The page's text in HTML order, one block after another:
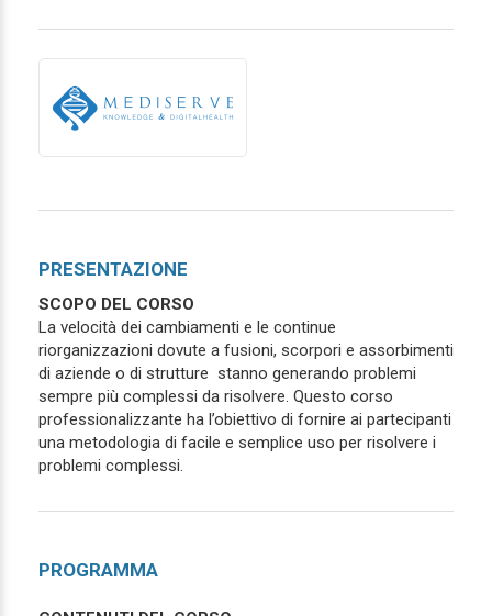
PRESENTAZIONE
SCOPO DEL CORSO
La velocità dei cambiamenti e le continue
riorganizzazioni dovute a fusioni, scorpori e assorbimenti
di aziende o di strutture stanno generando problemi
sempre più complessi da risolvere. Questo corso
professionalizzante ha l’obiettivo di fornire ai partecipanti
una metodologia di facile e semplice uso per risolvere i
problemi complessi.
PROGRAMMA